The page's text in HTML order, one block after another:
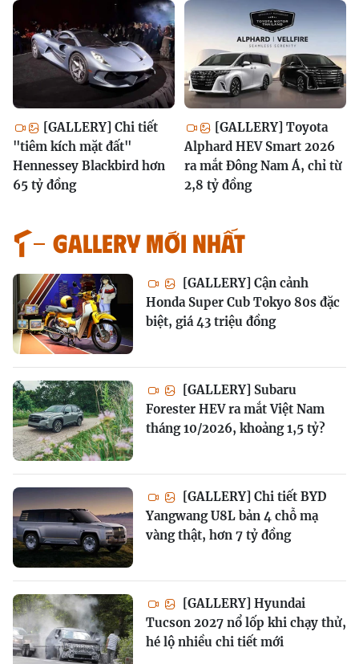
[GALLERY] Chi tiết
"tiêm kích mặt đất"
Hennessey Blackbird hơn
65 tỷ đồng
[GALLERY] Toyota
Alphard HEV Smart 2026
ra mắt Đông Nam Á, chỉ từ
2,8 tỷ đồng
GALLERY MỚI NHẤT
[GALLERY] Cận cảnh
Honda Super Cub Tokyo 80s đặc
biệt, giá 43 triệu đồng
[GALLERY] Subaru
Forester HEV ra mắt Việt Nam
tháng 10/2026, khoảng 1,5 tỷ?
[GALLERY] Chi tiết BYD
Yangwang U8L bản 4 chỗ mạ
vàng thật, hơn 7 tỷ đồng
[GALLERY] Hyundai
Tucson 2027 nổ lốp khi chạy thử,
hé lộ nhiều chi tiết mới